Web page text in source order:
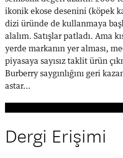
ikonik ekose desenini (köpek
dizi üründe de kullanmaya
alalım. Satışlar patladı. Ama
yerde markanın yer alması,
piyasaya sayısız taklit ürün
Burberry saygınlığını geri
astar...
Dergi Erişimi